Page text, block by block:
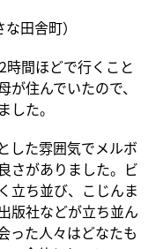
田舎町）
間ほどで行くこと
住んでいたので、
た。
した雰囲気でメルボ
さがありました。ビ
立ち並び、こじんま
版社などが立ち並ん
った人々はどなたも